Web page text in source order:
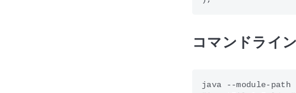
コマンドライ
java --module-